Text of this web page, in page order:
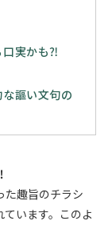
口実かも⁈
な謳い文句の
た趣旨のチラシ
います。このよ